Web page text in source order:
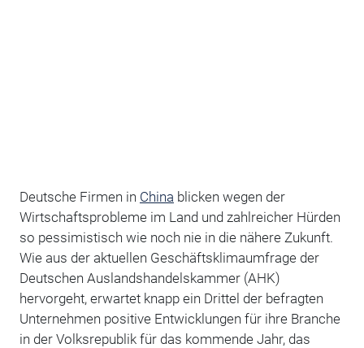
Deutsche Firmen in China blicken wegen der
Wirtschaftsprobleme im Land und zahlreicher Hürden
so pessimistisch wie noch nie in die nähere Zukunft.
Wie aus der aktuellen Geschäftsklimaumfrage der
Deutschen Auslandshandelskammer (AHK)
hervorgeht, erwartet knapp ein Drittel der befragten
Unternehmen positive Entwicklungen für ihre Branche
in der Volksrepublik für das kommende Jahr, das